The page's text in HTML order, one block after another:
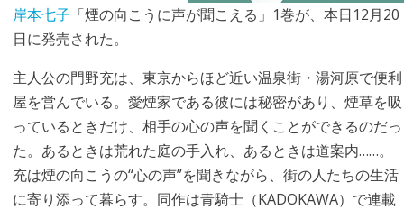
岸本七子 「煙の向こうに声が聞こえる」1巻が、本日12月20
日に発売された。
主人公の門野充は、東京からほど近い温泉街・湯河原で便利
屋を営んでいる。愛煙家である彼には秘密があり、煙草を吸
っているときだけ、相手の心の声を聞くことができるのだっ
た。あるときは荒れた庭の手入れ、あるときは道案内……。
充は煙の向こうの“心の声”を聞きながら、街の人たちの生活
に寄り添って暮らす。同作は青騎士（KADOKAWA）で連載